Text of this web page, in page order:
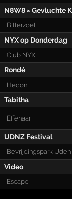
N8W8 × Gevluchte
Bitterzoet
NYX op Donderdag
Club NYX
Rondé
Hedon
Tabitha
Effenaar
UDNZ Festival
Bevrijdingspark Uden
Video
Escape